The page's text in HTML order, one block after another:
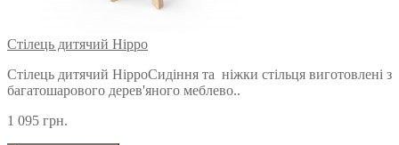
Стілець дитячий Hippo
Стілець дитячий HippoСидіння та ніжки стільця виготовлені з
багатошарового дерев'яного меблево..
1 095 грн.